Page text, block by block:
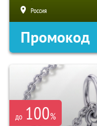
Россия
Промокод
до 100%